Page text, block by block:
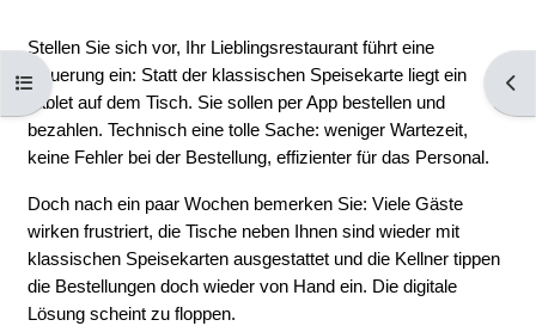
Kursindex öffnen
Stellen Sie sich vor, Ihr Lieblingsrestaurant führt eine
Neuerung ein: Statt der klassischen Speisekarte liegt ein
Tablet auf dem Tisch. Sie sollen per App bestellen und
bezahlen. Technisch eine tolle Sache: weniger Wartezeit,
keine Fehler bei der Bestellung, effizienter für das Personal.
Doch nach ein paar Wochen bemerken Sie: Viele Gäste
wirken frustriert, die Tische neben Ihnen sind wieder mit
klassischen Speisekarten ausgestattet und die Kellner tippen
die Bestellungen doch wieder von Hand ein. Die digitale
Lösung scheint zu floppen.